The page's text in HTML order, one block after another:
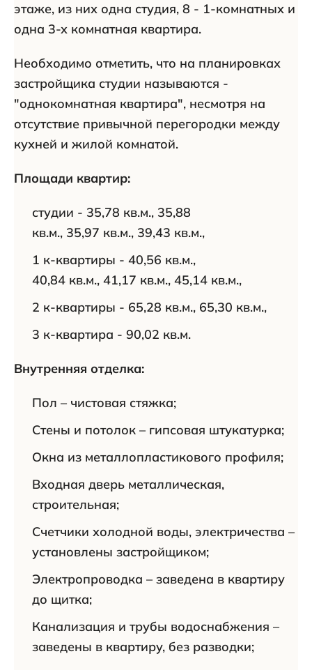
этаже, из них одна студия, 8 - 1-комнатных и
одна 3-х комнатная квартира.
Необходимо отметить, что на планировках
застройщика студии называются -
"однокомнатная квартира", несмотря на
отсутствие привычной перегородки между
кухней и жилой комнатой.
Площади квартир:
студии - 35,78 кв.м., 35,88
кв.м., 35,97 кв.м., 39,43 кв.м.,
1 к-квартиры - 40,56 кв.м.,
40,84 кв.м., 41,17 кв.м., 45,14 кв.м.,
2 к-квартиры - 65,28 кв.м., 65,30 кв.м.,
3 к-квартира - 90,02 кв.м.
Внутренняя отделка:
Пол – чистовая стяжка;
Стены и потолок – гипсовая штукатурка;
Окна из металлопластикового профиля;
Входная дверь металлическая,
строительная;
Счетчики холодной воды, электричества –
установлены застройщиком;
Электропроводка – заведена в квартиру
до щитка;
Канализация и трубы водоснабжения –
заведены в квартиру, без разводки;